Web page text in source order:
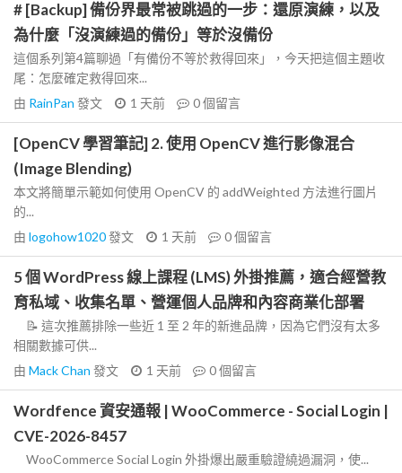
# [Backup] 備份界最常被跳過的一步：還原演練，以及
為什麼「沒演練過的備份」等於沒備份
這個系列第4篇聊過「有備份不等於救得回來」，今天把這個主題收
尾：怎麼確定救得回來...
由 RainPan 發文 1 天前 0個留言
[OpenCV 學習筆記] 2. 使用 OpenCV 進行影像混合
(Image Blending)
本文將簡單示範如何使用 OpenCV 的 addWeighted 方法進行圖片
的...
由 logohow1020發文 1 天前 0個留言
5 個 WordPress 線上課程 (LMS) 外掛推薦，適合經營教
育私域、收集名單、營運個人品牌和內容商業化部署
📝 這次推薦排除一些近 1 至 2 年的新進品牌，因為它們沒有太多
相關數據可供...
由 Mack Chan 發文 1 天前 0個留言
Wordfence 資安通報 | WooCommerce - Social Login |
CVE-2026-8457
WooCommerce Social Login 外掛爆出嚴重驗證繞過漏洞，使...